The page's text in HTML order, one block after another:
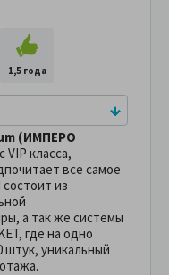
1,5 года
(ИМПЕРО
VIP класса,
все самое
из
а так же системы
где на одно
штук, уникальный